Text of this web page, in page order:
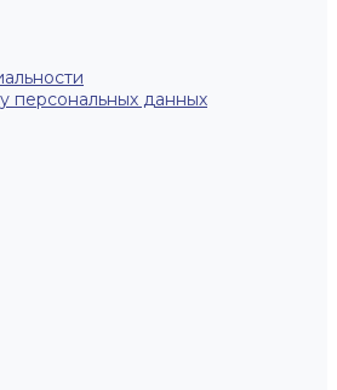
персональных данных